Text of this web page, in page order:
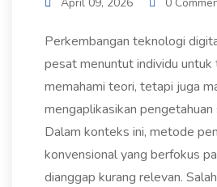
Perkembangan teknologi
pesat menuntut individu untuk
memahami teori, tetapi juga
mengaplikasikan pengetahuan
Dalam konteks ini, metode
konvensional yang berfokus
dianggap kurang relevan.